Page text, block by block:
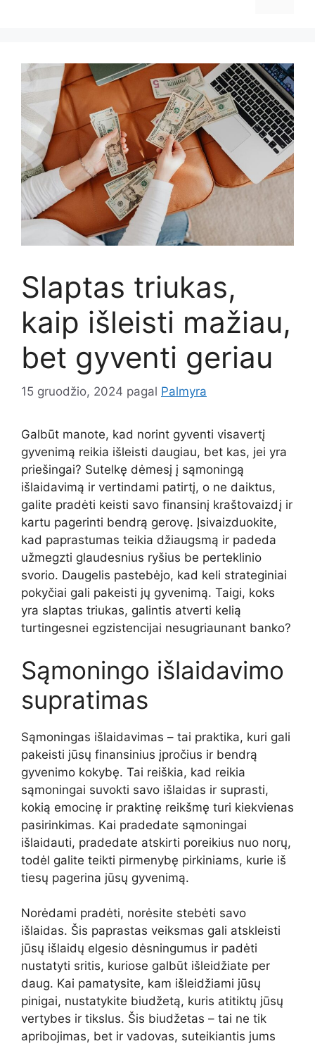
Slaptas triukas,
kaip išleisti mažiau,
bet gyventi geriau
15 gruodžio, 2024 pagal Palmyra
Galbūt manote, kad norint gyventi visavertį
gyvenimą reikia išleisti daugiau, bet kas, jei yra
priešingai? Sutelkę dėmesį į sąmoningą
išlaidavimą ir vertindami patirtį, o ne daiktus,
galite pradėti keisti savo finansinį kraštovaizdį ir
kartu pagerinti bendrą gerovę. Įsivaizduokite,
kad paprastumas teikia džiaugsmą ir padeda
užmegzti glaudesnius ryšius be perteklinio
svorio. Daugelis pastebėjo, kad keli strateginiai
pokyčiai gali pakeisti jų gyvenimą. Taigi, koks
yra slaptas triukas, galintis atverti kelią
turtingesnei egzistencijai nesugriaunant banko?
Sąmoningo išlaidavimo
supratimas
Sąmoningas išlaidavimas – tai praktika, kuri gali
pakeisti jūsų finansinius įpročius ir bendrą
gyvenimo kokybę. Tai reiškia, kad reikia
sąmoningai suvokti savo išlaidas ir suprasti,
kokią emocinę ir praktinę reikšmę turi kiekvienas
pasirinkimas. Kai pradedate sąmoningai
išlaidauti, pradedate atskirti poreikius nuo norų,
todėl galite teikti pirmenybę pirkiniams, kurie iš
tiesų pagerina jūsų gyvenimą.
Norėdami pradėti, norėsite stebėti savo
išlaidas. Šis paprastas veiksmas gali atskleisti
jūsų išlaidų elgesio dėsningumus ir padėti
nustatyti sritis, kuriose galbūt išleidžiate per
daug. Kai pamatysite, kam išleidžiami jūsų
pinigai, nustatykite biudžetą, kuris atitiktų jūsų
vertybes ir tikslus. Šis biudžetas – tai ne tik
apribojimas, bet ir vadovas, suteikiantis jums